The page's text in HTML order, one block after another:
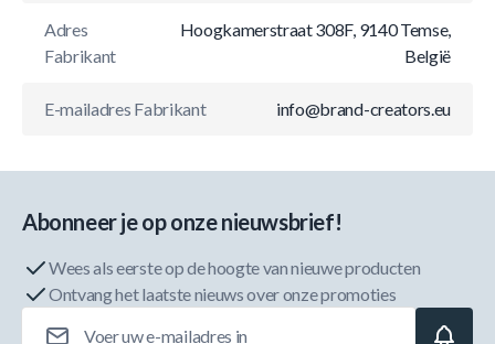
Adres
Fabrikant
Hoogkamerstraat 308F, 9140 Temse,
België
E-mailadres Fabrikant info@brand-creators.eu
Abonneer je op onze nieuwsbrief!
Wees als eerste op de hoogte van nieuwe producten
Ontvang het laatste nieuws over onze promoties